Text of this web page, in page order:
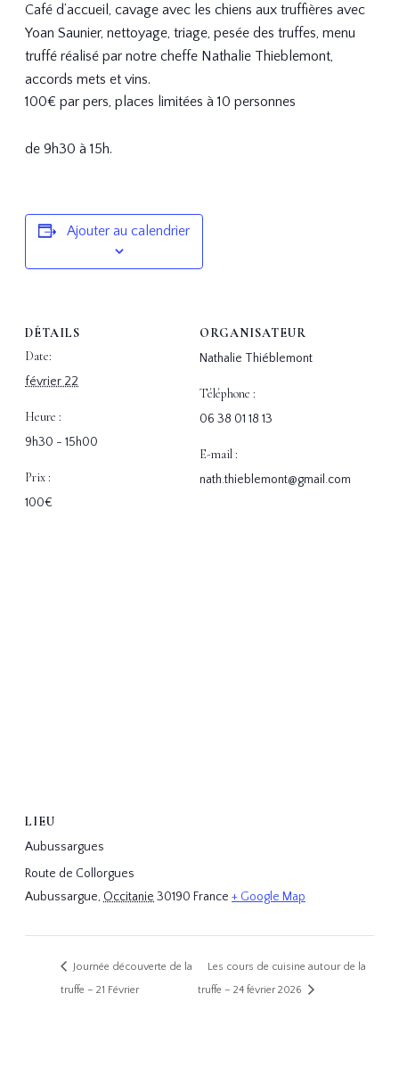
Café d’accueil, cavage avec les chiens aux truffières avec
Yoan Saunier, nettoyage, triage, pesée des truffes, menu
truffé réalisé par notre cheffe Nathalie Thieblemont,
accords mets et vins.
100€ par pers, places limitées à 10 personnes
de 9h30 à 15h.
Ajouter au calendrier
DÉTAILS
Date:
février 22
Heure :
9h30 - 15h00
Prix :
100€
ORGANISATEUR
Nathalie Thiéblemont
Téléphone :
06 38 01 18 13
E-mail :
nath.thieblemont@gmail.com
LIEU
Aubussargues
Route de Collorgues
Aubussargue, Occitanie 30190 France + Google Map
Journée découverte de la
truffe – 21 Février
Les cours de cuisine autour de la
truffe – 24 février 2026